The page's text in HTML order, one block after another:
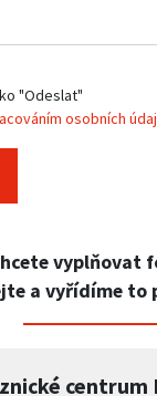
"Odeslat"
osobních
vyplňovat
a vyřídíme to
centrum